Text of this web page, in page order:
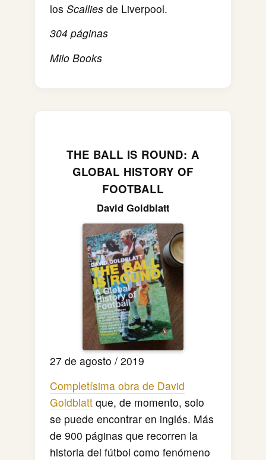
los Scalliesde Liverpool.
304 páginas
Milo Books
THE BALL IS ROUND: A
GLOBAL HISTORY OF
FOOTBALL
David Goldblatt
27 de agosto / 2019
Completísima obra de David
Goldblattque, de momento, solo
se puede encontrar en inglés. Más
de 900 páginas que recorren la
historia del fútbol como fenómeno